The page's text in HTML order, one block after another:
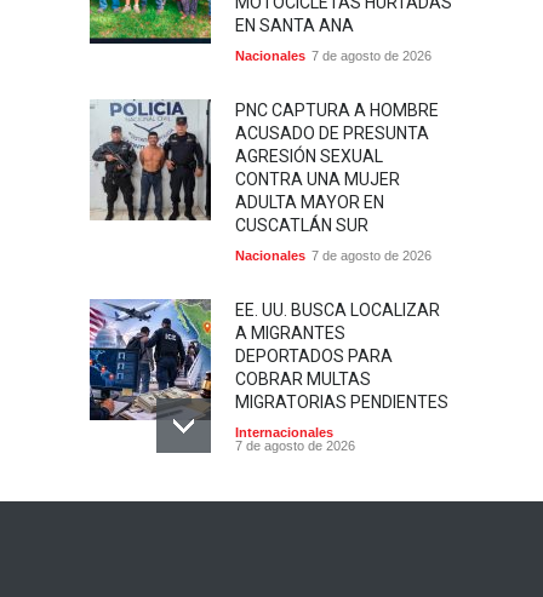
EN SANTA ANA
Nacionales 7 de agosto de 2026
PNC CAPTURA A HOMBRE
ACUSADO DE PRESUNTA
AGRESIÓN SEXUAL
CONTRA UNA MUJER
ADULTA MAYOR EN
CUSCATLÁN SUR
Nacionales 7 de agosto de 2026
EE. UU. BUSCA LOCALIZAR
A MIGRANTES
DEPORTADOS PARA
COBRAR MULTAS
MIGRATORIAS PENDIENTES
Internacionales
7 de agosto de 2026
TRUMP FIRMA NUEVA